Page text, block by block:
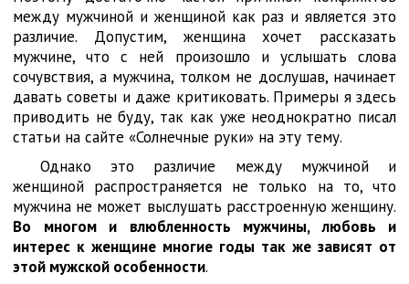
между мужчиной и женщиной как раз и является это
различие. Допустим, женщина хочет рассказать
мужчине, что с ней произошло и услышать слова
сочувствия, а мужчина, толком не дослушав, начинает
давать советы и даже критиковать. Примеры я здесь
приводить не буду, так как уже неоднократно писал
статьи на сайте «Солнечные руки» на эту тему.
Однако это различие между мужчиной и
женщиной распространяется не только на то, что
мужчина не может выслушать расстроенную женщину.
Во многом и влюбленность мужчины, любовь и
интерес к женщине многие годы так же зависят от
этой мужской особенности.